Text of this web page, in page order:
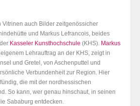
Vitrinen auch Bilder zeitgenössicher
und Markus Lefrancois, beides
Kasseler Kunsthochschule (KHS). Markus
Lehrauftrag an der KHS, zeigt in
und Gretel, von Aschenputtel und
Verbundenheit zur Region. Hier
die mit der nordhessischen
So kann, wer genau hinschaut, in seinen
Sababurg entdecken.